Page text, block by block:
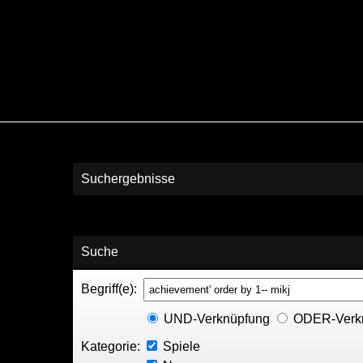
Suchergebnisse
Suche
Begriff(e):
UND-Verknüpfung
ODER-
Kategorie:
Spiele